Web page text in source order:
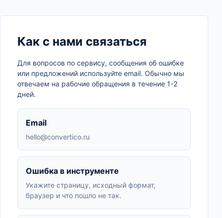
Как с нами связаться
Для вопросов по сервису, сообщения об ошибке
или предложений используйте email. Обычно мы
отвечаем на рабочие обращения в течение 1-2
дней.
Email
hello@convertico.ru
Ошибка в инструменте
Укажите страницу, исходный формат,
браузер и что пошло не так.